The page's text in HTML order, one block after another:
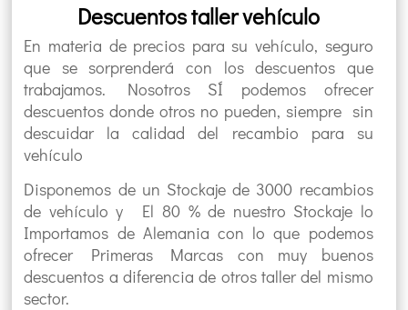
Descuentos taller vehículo
En materia de precios para su vehículo, seguro
que se sorprenderá con los descuentos que
trabajamos. Nosotros SÍ podemos ofrecer
descuentos donde otros no pueden, siempre sin
descuidar la calidad del recambio para su
vehículo
Disponemos de un Stockaje de 3000 recambios
de vehículo y El 80 % de nuestro Stockaje lo
Importamos de Alemania con lo que podemos
ofrecer Primeras Marcas con muy buenos
descuentos a diferencia de otros taller del mismo
sector.